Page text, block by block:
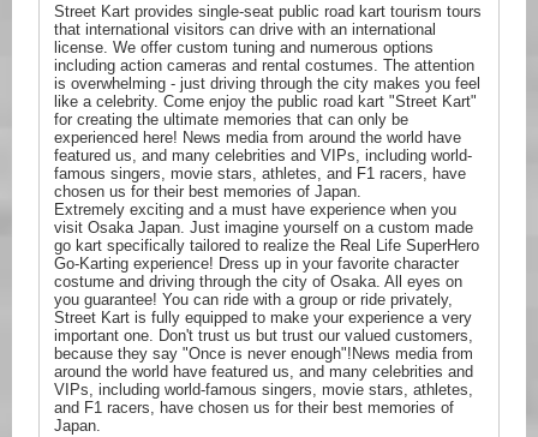
Street Kart provides single-seat public road kart tourism tours
that international visitors can drive with an international
license. We offer custom tuning and numerous options
including action cameras and rental costumes. The attention
is overwhelming - just driving through the city makes you feel
like a celebrity. Come enjoy the public road kart "Street Kart"
for creating the ultimate memories that can only be
experienced here! News media from around the world have
featured us, and many celebrities and VIPs, including world-
famous singers, movie stars, athletes, and F1 racers, have
chosen us for their best memories of Japan.
Extremely exciting and a must have experience when you
visit Osaka Japan. Just imagine yourself on a custom made
go kart specifically tailored to realize the Real Life SuperHero
Go-Karting experience! Dress up in your favorite character
costume and driving through the city of Osaka. All eyes on
you guarantee! You can ride with a group or ride privately,
Street Kart is fully equipped to make your experience a very
important one. Don't trust us but trust our valued customers,
because they say "Once is never enough"!News media from
around the world have featured us, and many celebrities and
VIPs, including world-famous singers, movie stars, athletes,
and F1 racers, have chosen us for their best memories of
Japan.